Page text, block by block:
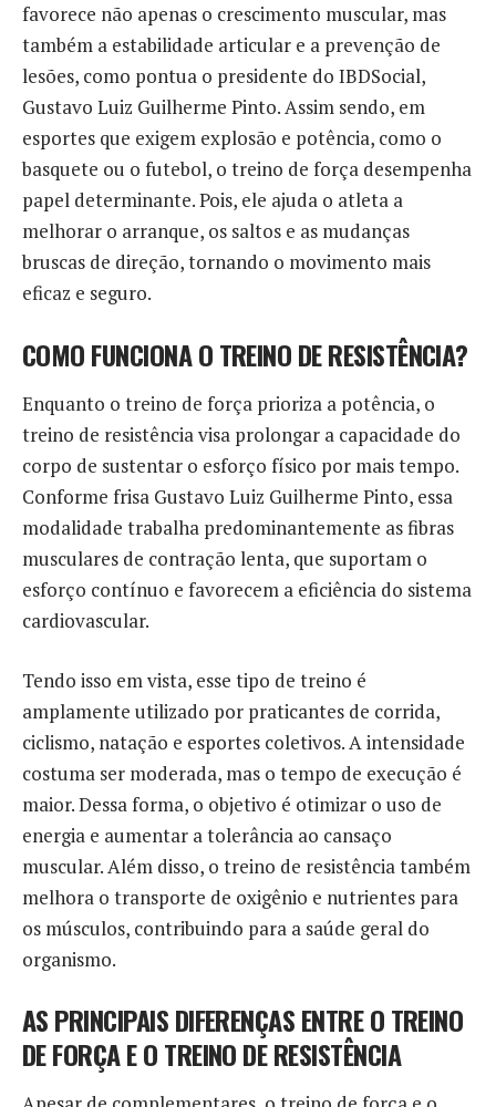
favorece não apenas o crescimento muscular, mas
também a estabilidade articular e a prevenção de
lesões, como pontua o presidente do IBDSocial,
Gustavo Luiz Guilherme Pinto. Assim sendo, em
esportes que exigem explosão e potência, como o
basquete ou o futebol, o treino de força desempenha
papel determinante. Pois, ele ajuda o atleta a
melhorar o arranque, os saltos e as mudanças
bruscas de direção, tornando o movimento mais
eficaz e seguro.
COMO FUNCIONA O TREINO DE RESISTÊNCIA?
Enquanto o treino de força prioriza a potência, o
treino de resistência visa prolongar a capacidade do
corpo de sustentar o esforço físico por mais tempo.
Conforme frisa Gustavo Luiz Guilherme Pinto, essa
modalidade trabalha predominantemente as fibras
musculares de contração lenta, que suportam o
esforço contínuo e favorecem a eficiência do sistema
cardiovascular.
Tendo isso em vista, esse tipo de treino é
amplamente utilizado por praticantes de corrida,
ciclismo, natação e esportes coletivos. A intensidade
costuma ser moderada, mas o tempo de execução é
maior. Dessa forma, o objetivo é otimizar o uso de
energia e aumentar a tolerância ao cansaço
muscular. Além disso, o treino de resistência também
melhora o transporte de oxigênio e nutrientes para
os músculos, contribuindo para a saúde geral do
organismo.
AS PRINCIPAIS DIFERENÇAS ENTRE O TREINO
DE FORÇA E O TREINO DE RESISTÊNCIA